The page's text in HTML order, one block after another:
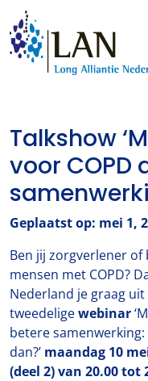
Talkshow
voor COPD
Geplaatst op: mei 1,
Ben jij zorgverlener of
mensen met COPD?
Nederland je graag
tweedeligewebinar
betere
dan?’ maandag 10
(deel 2) van 20.00 tot